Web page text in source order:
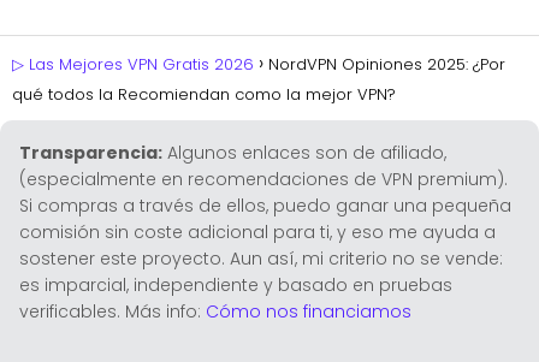
▷ Las Mejores VPN Gratis 2026
NordVPN Opiniones 2025: ¿Por
qué todos la Recomiendan como la mejor VPN?
Transparencia: Algunos enlaces son de afiliado,
(especialmente en recomendaciones de VPN premium).
Si compras a través de ellos, puedo ganar una pequeña
comisión sin coste adicional para ti, y eso me ayuda a
sostener este proyecto. Aun así, mi criterio no se vende:
es imparcial, independiente y basado en pruebas
verificables. Más info: Cómo nos financiamos